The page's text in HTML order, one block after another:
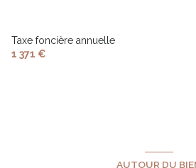
Taxe foncière annuelle
1 371 €
AUTOUR DU